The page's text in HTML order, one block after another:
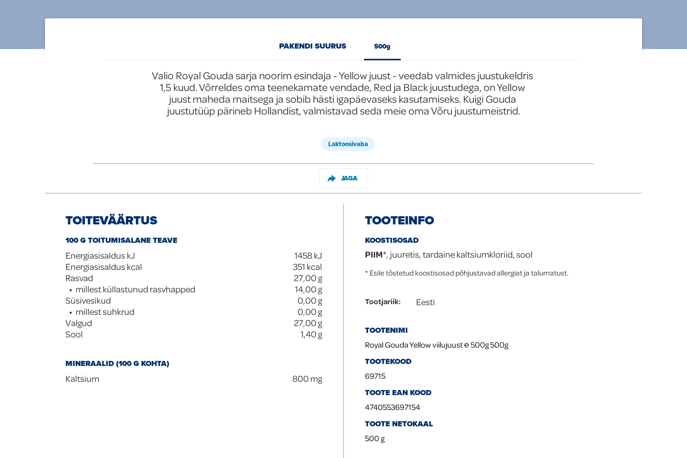
PAKENDI SUURUS 500g
Valio Royal Gouda sarja noorim esindaja - Yellow juust - veedab valmides juustukeldris
1,5 kuud. Võrreldes oma teenekamate vendade, Red ja Black juustudega, on Yellow
juust maheda maitsega ja sobib hästi igapäevaseks kasutamiseks. Kuigi Gouda
juustutüüp pärineb Hollandist, valmistavad seda meie oma Võru juustumeistrid.
Laktoosivaba
JAGA
TOITEVÄÄRTUS
100 G TOITUMISALANE TEAVE
Energiasisaldus kJ
1458kJ
Energiasisaldus kcal
351 kcal
Rasvad
27,00g
millest küllastunud rasvhapped
14,00g
Süsivesikud
0,00g
millest suhkrud
0,00g
Valgud
27,00g
Sool
1,40g
MINERAALID (100 G KOHTA)
Kaltsium
800mg
TOOTEINFO
KOOSTISOSAD
PIIM*, juuretis, tardaine kaltsiumkloriid, sool
* Esile tõstetud koostisosad põhjustavad allergiat ja talumatust.
Tootjariik: Eesti
TOOTENIMI
Royal Gouda Yellow viilujuust ℮ 500g 500g
TOOTEKOOD
69715
TOOTE EAN KOOD
4740553697154
TOOTE NETOKAAL
500 g